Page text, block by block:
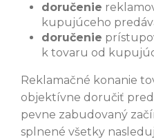
doručenie
kupujúceho
doručenie
k tovaru od
Reklamačné konanie
objektívne doručiť
pevne zabudovaný
splnené všetky